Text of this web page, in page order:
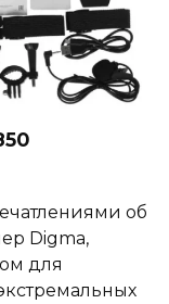
об
Digma,
для